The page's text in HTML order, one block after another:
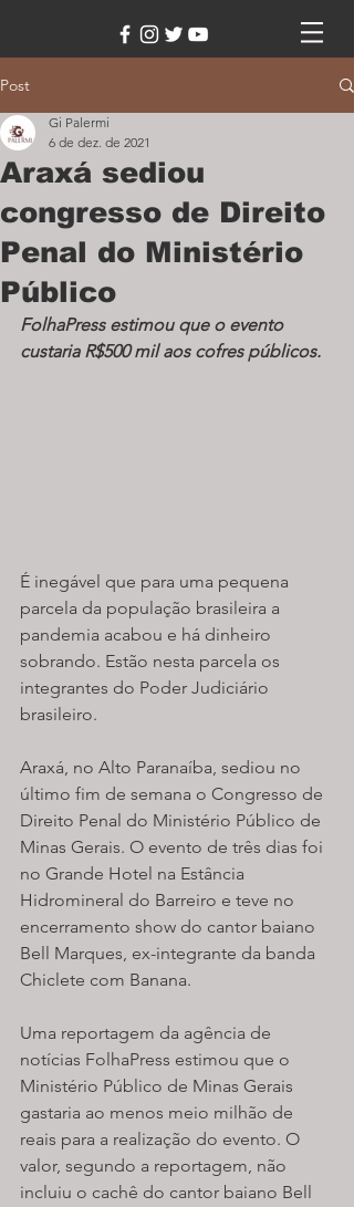
Post
Araxá sediou
congresso de Direito
Penal do Ministério
Público
Gi Palermi
6 de dez. de 2021
FolhaPress estimou que o evento
custaria R$500 mil aos cofres públicos.
É inegável que para uma pequena
parcela da população brasileira a
pandemia acabou e há dinheiro
sobrando. Estão nesta parcela os
integrantes do Poder Judiciário
brasileiro.
Araxá, no Alto Paranaíba, sediou no
último fim de semana o Congresso de
Direito Penal do Ministério Público de
Minas Gerais. O evento de três dias foi
no Grande Hotel na Estância
Hidromineral do Barreiro e teve no
encerramento show do cantor baiano
Bell Marques, ex-integrante da banda
Chiclete com Banana.
Uma reportagem da agência de
notícias FolhaPress estimou que o
Ministério Público de Minas Gerais
gastaria ao menos meio milhão de
reais para a realização do evento. O
valor, segundo a reportagem, não
incluiu o cachê do cantor baiano Bell